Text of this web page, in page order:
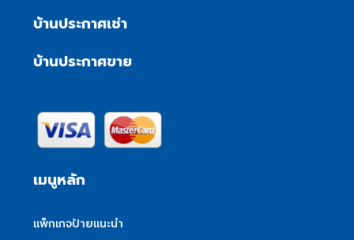
บ้านประกาศเช่า
บ้านประกาศขาย
เมนูหลัก
แพ็กเกจป้ายแนะนำ